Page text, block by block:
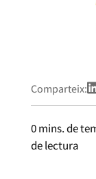
Comparteix:
0mins. de
de lectura